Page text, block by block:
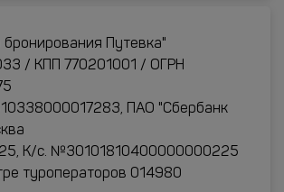
Путевка"
/ КПП 770201001 / ОГРН
ПАО "Сбербанк
К/с. №30101810400000000225
туроператоров 014980